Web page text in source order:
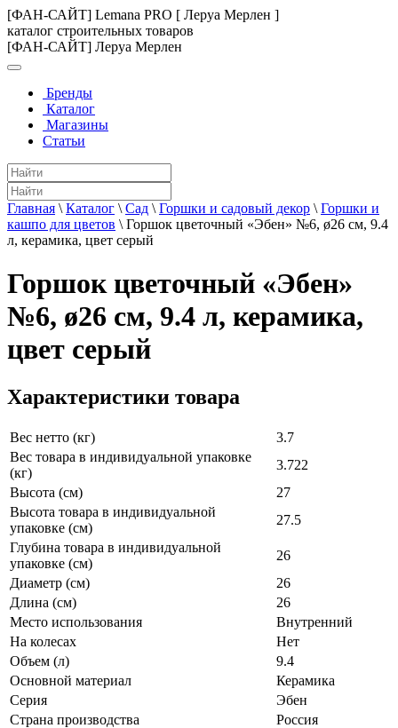
[ФАН-САЙТ] Lemana PRO [ Леруа Мерлен ]
каталог строительных товаров
[ФАН-САЙТ] Леруа Мерлен
Бренды
Каталог
Магазины
Статьи
Главная \ Каталог \ Сад \ Горшки и садовый декор \ Горшки и
кашпо для цветов \ Горшок цветочный «Эбен» №6, ø26 см, 9.4
л, керамика, цвет серый
Горшок цветочный «Эбен»
№6, ø26 см, 9.4 л, керамика,
цвет серый
Характеристики товара
Вес нетто (кг)
3.7
Вес товара в индивидуальной упаковке
(кг)
3.722
Высота (см)
27
Высота товара в индивидуальной
упаковке (см)
27.5
Глубина товара в индивидуальной
упаковке (см)
26
Диаметр (см)
26
Длина (см)
26
Место использования
Внутренний
На колесах
Нет
Объем (л)
9.4
Основной материал
Керамика
Серия
Эбен
Страна производства
Россия